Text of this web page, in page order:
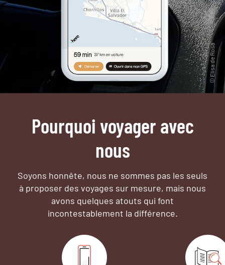
Pourquoi voyager avec
nous
Soyons honnête, nous ne sommes pas les seuls
à proposer des voyages sur mesure, mais nous
avons quelques atouts qui font
incontestablement la différence.